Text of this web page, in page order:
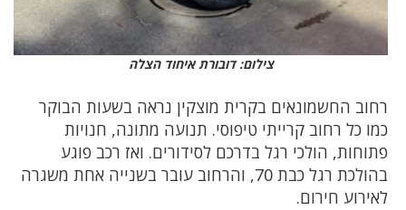
צילום: דובורת איחוד הצלה
רחוב החשמונאים בקרית מוצקין נראה בשעות הבוקר
כמו כל רחוב קרייתי טיפוסי. תנועה מתונה, חנויות
פתוחות, הולכי רגל בדרכם לסידורים. ואז רכב פוגע
בהולכת רגל כבת 70, והרחוב עובר בשנייה אחת משגרה
לאירוע חירום.